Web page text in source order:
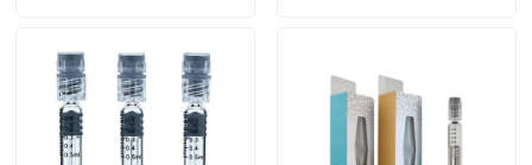
Producten